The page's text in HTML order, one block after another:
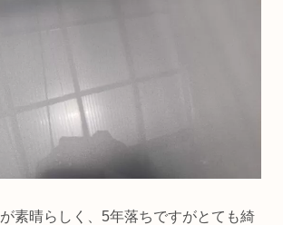
素晴らしく、5年落ちですがとても綺